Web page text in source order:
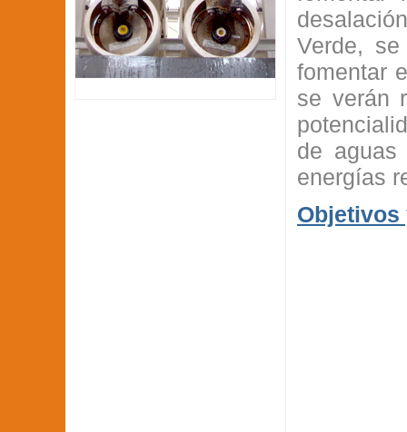
Verde,
fomentar
se verán
de aguas
energías
Objetivos